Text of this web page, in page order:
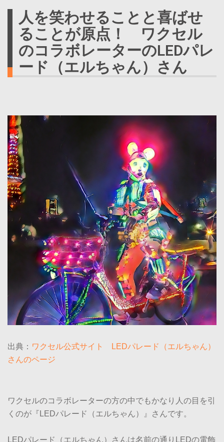
人を笑わせることと喜ばせ
ることが原点！ ワクセル
のコラボレーターのLEDパレ
ード（エルちゃん）さん
出典： ワクセル公式サイト LEDパレード（エルちゃん）
さんのページ
ワクセルのコラボレーターの方の中でもかなり人の目を引
くのが『LEDパレード（エルちゃん）』さんです。
LEDパレード（エルちゃん）さんは名前の通りLEDの電飾